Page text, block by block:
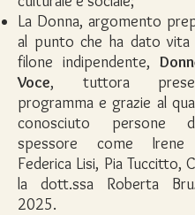
La Donna, argomento
al punto che ha dato vita
filone indipendente,
Voce, tuttora
programma e grazie al
conosciuto persone
spessore come Irene
Federica Lisi, Pia Tuccitto,
la dott.ssa Roberta
2025.